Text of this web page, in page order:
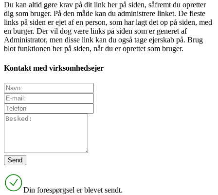
Du kan altid gøre krav på dit link her på siden, såfremt du opretter
dig som bruger. På den måde kan du administrere linket. De fleste
links på siden er ejet af en person, som har lagt det op på siden, med
en burger. Der vil dog være links på siden som er generet af
Administrator, men disse link kan du også tage ejerskab på. Brug
blot funktionen her på siden, når du er oprettet som bruger.
Kontakt med virksomhedsejer
Din forespørgsel er blevet sendt.